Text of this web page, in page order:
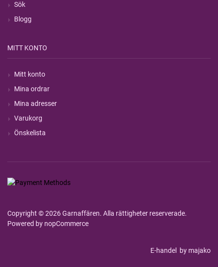
Sök
Blogg
MITT KONTO
Mitt konto
Mina ordrar
Mina adresser
Varukorg
Önskelista
Copyright © 2026 Garnaffären. Alla rättigheter reserverade.
Powered by nopCommerce
E-handel by majako